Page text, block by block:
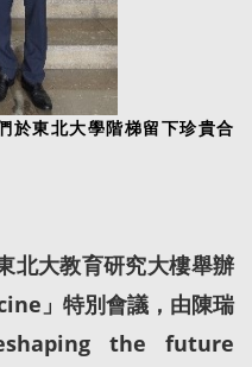
於東北大學階梯留下珍貴合
大教育研究大樓舉辦
」特別會議，由陳瑞
the future